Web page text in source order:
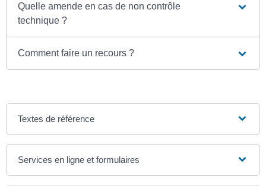
Quelle amende en cas de non contrôle
technique ?
Comment faire un recours ?
Textes de référence
Services en ligne et formulaires